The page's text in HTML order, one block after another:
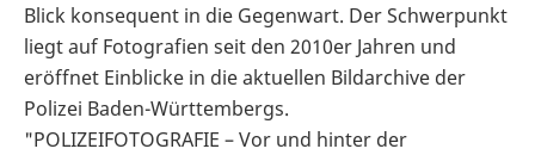
Blick konsequent in die Gegenwart. Der Schwerpunkt
liegt auf Fotografien seit den 2010er Jahren und
eröffnet Einblicke in die aktuellen Bildarchive der
Polizei Baden-Württembergs.
"POLIZEIFOTOGRAFIE – Vor und hinter der